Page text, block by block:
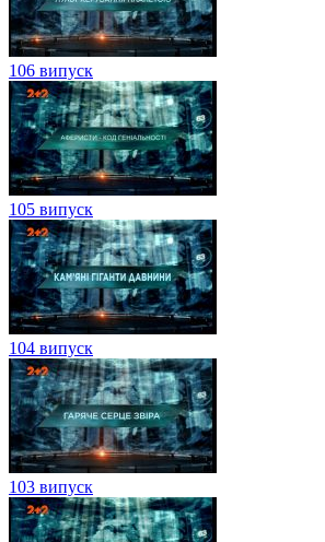
106 випуск
105 випуск
104 випуск
103 випуск